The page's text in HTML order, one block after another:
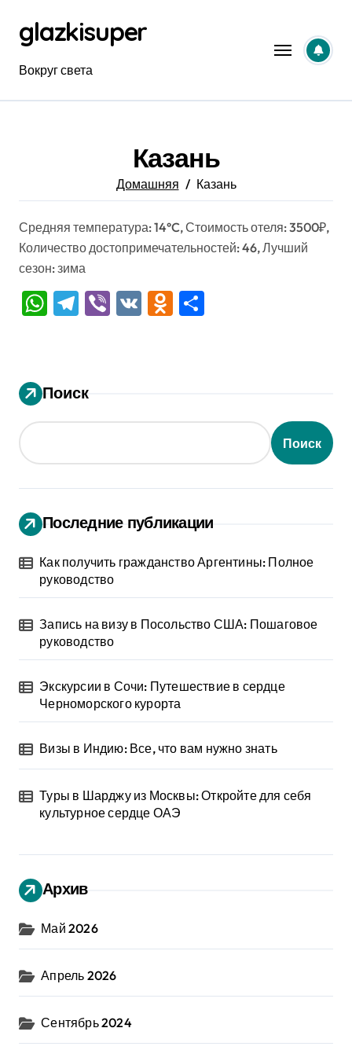
содержанию
glazkisuper
Вокруг света
Казань
Домашняя Казань
Средняя температура: 14°C, Стоимость отеля: 3500₽,
Количество достопримечательностей: 46, Лучший
сезон: зима
WhatsApp
Telegram
Viber
VK Odnoklassniki
Поиск
Поиск
Последние публикации
Как получить гражданство Аргентины: Полное
руководство
Запись на визу в Посольство США: Пошаговое
руководство
Экскурсии в Сочи: Путешествие в сердце
Черноморского курорта
Визы в Индию: Все, что вам нужно знать
Туры в Шарджу из Москвы: Откройте для себя
культурное сердце ОАЭ
Архив
Май 2026
Апрель 2026
Сентябрь 2024